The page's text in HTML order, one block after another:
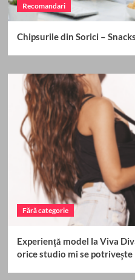
Recomandari
Chipsurile din Sorici –
Fără categorie
Experiență model la Viva
orice studio mi se potrivește